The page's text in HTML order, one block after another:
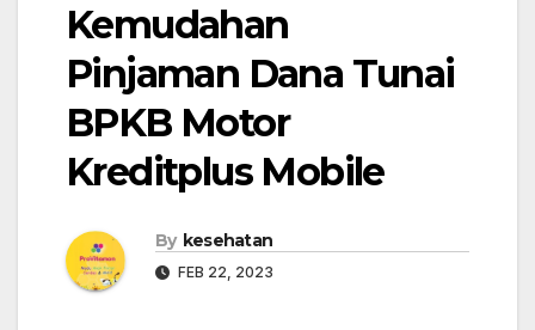
Kemudahan
Pinjaman Dana Tunai
BPKB Motor
Kreditplus Mobile
By kesehatan
FEB 22, 2023